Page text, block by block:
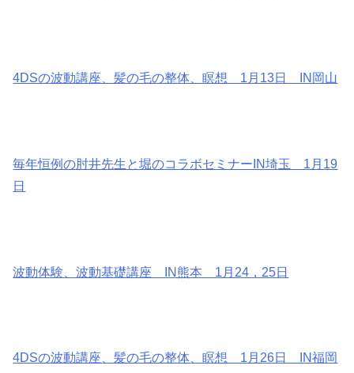
4DSの波動講座、髪の毛の整体、瞑想 1月13日 IN岡山
毎年恒例の肘井先生と堀のコラボセミナーIN埼玉 1月19
日
波動体験、波動基礎講座 IN熊本 1月24，25日
4DSの波動講座、髪の毛の整体、瞑想 1月26日 IN福岡